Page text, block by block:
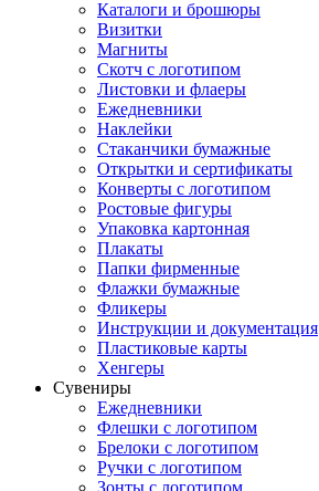
Каталоги и брошюры
Визитки
Магниты
Скотч с логотипом
Листовки и флаеры
Ежедневники
Наклейки
Стаканчики бумажные
Открытки и сертификаты
Конверты с логотипом
Ростовые фигуры
Упаковка картонная
Плакаты
Папки фирменные
Флажки бумажные
Фликеры
Инструкции и документация
Пластиковые карты
Хенгеры
Сувениры
Ежедневники
Флешки с логотипом
Брелоки с логотипом
Ручки с логотипом
Зонты с логотипом